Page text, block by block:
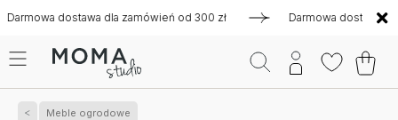
dostawa dla zamówień od 300 zł Darmowa dostawa dla
Meble ogrodowe